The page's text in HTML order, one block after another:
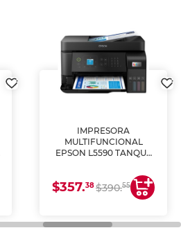
IMPRESORA
MULTIFUNCIONAL
EPSON L5590 TANQUE
COPIA Y ESCANEA)
$357.38$390.55